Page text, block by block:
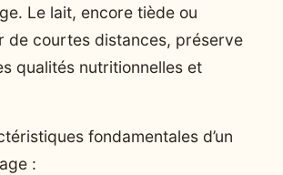
Le lait, encore tiède ou
de courtes distances, préserve
qualités nutritionnelles et
fondamentales d’un
: